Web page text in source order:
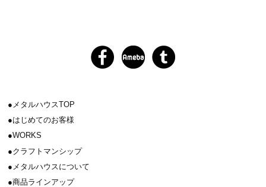
メタルハウスTOP
はじめてのお客様
WORKS
クラフトマンシップ
メタルハウスについて
商品ラインアップ